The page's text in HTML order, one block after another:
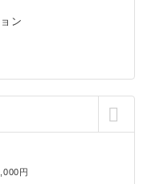
ン
円